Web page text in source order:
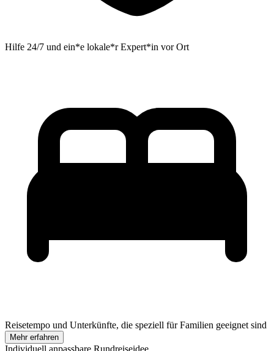
Hilfe 24/7 und ein*e lokale*r Expert*in vor Ort
Reisetempo und Unterkünfte, die speziell für Familien geeignet sind
Mehr erfahren
Individuell anpassbare Rundreiseidee